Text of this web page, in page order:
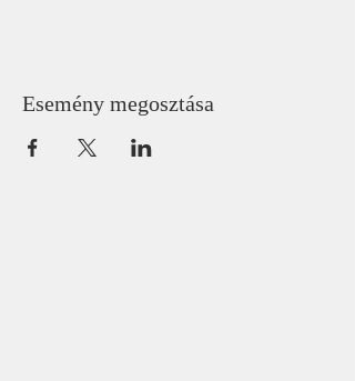
Esemény megosztása